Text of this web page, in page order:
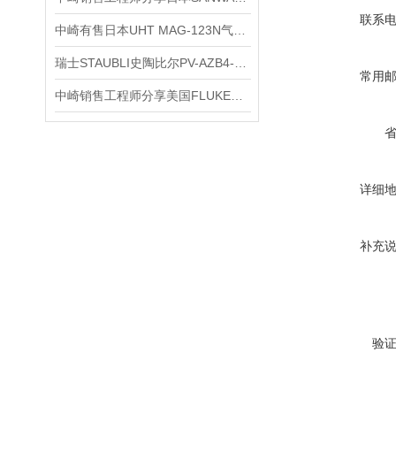
联系
常用
详细
补充
验